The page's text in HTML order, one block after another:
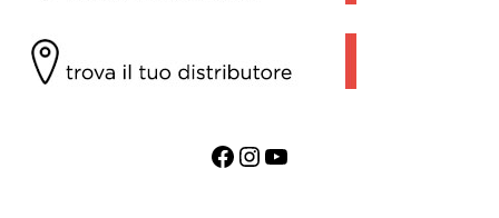
Facebook InstagramYouTube